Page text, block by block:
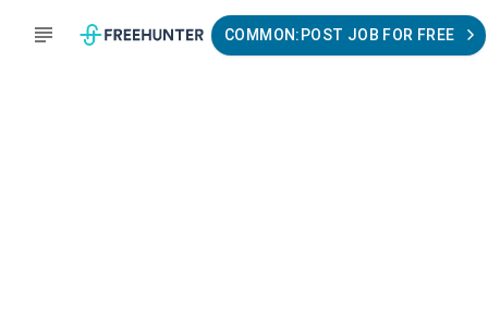
COMMON:POST JOB FOR FREE